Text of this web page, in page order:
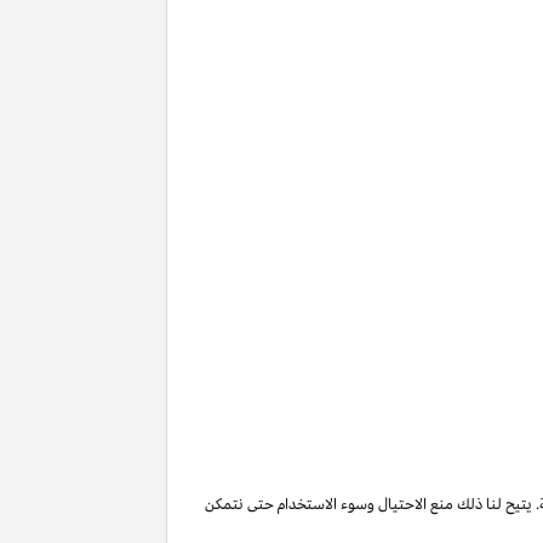
يتيح لنا ذلك منع الاحتيال وسوء الاستخدام حتى نتمكن